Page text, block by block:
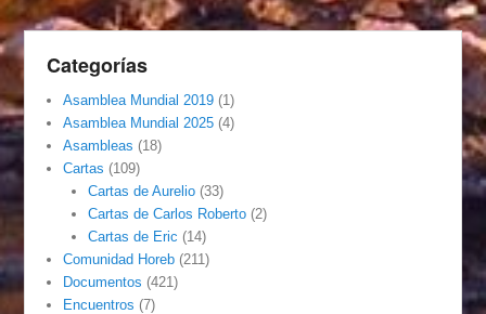
Categorías
Asamblea Mundial 2019 (1)
Asamblea Mundial 2025 (4)
Asambleas (18)
Cartas (109)
Cartas de Aurelio(33)
Cartas de Carlos Roberto(2)
Cartas de Eric (14)
Comunidad Horeb (211)
Documentos (421)
Encuentros (7)